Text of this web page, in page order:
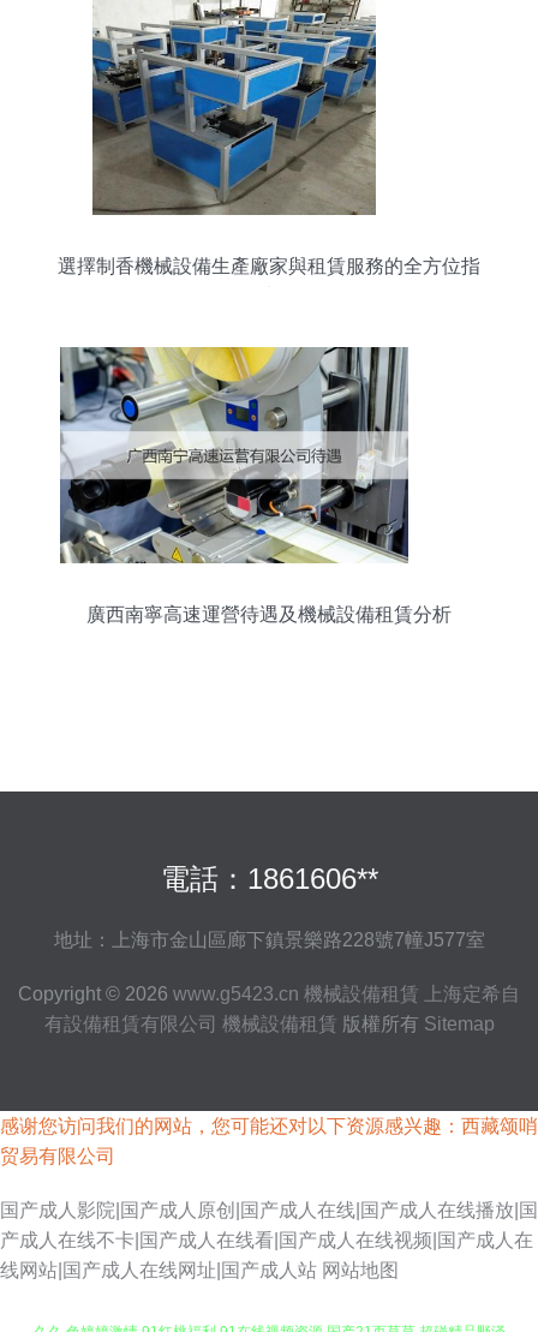
選擇制香機械設備生產廠家與租賃服務的全方位指
廣西南寧高速運營待遇及機械設備租賃分析
電話：1861606**
地址：上海市金山區廊下鎮景樂路228號7幢J577室
Copyright © 2026 www.g5423.cn 機械設備租賃
上海定希自
有設備租賃有限公司 機械設備租賃 版權所有 Sitemap
感谢您访问我们的网站，您可能还对以下资源感兴趣：西藏颂哨
贸易有限公司
国产成人影院|国产成人原创|国产成人在线|国产成人在线播放|国
产成人在线不卡|国产成人在线看|国产成人在线视频|国产成人在
线网站|国产成人在线网址|国产成人站 网站地图